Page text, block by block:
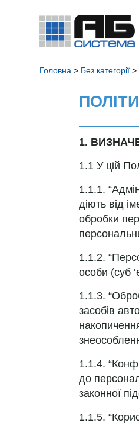
Головна > Без категорії >
1.
1.1 У цій
1.1.1.
діють від
обробки
1.1.2.
особи (суб
1.1.3.
засобів
1.1.4.
до
законної
1.1.5.